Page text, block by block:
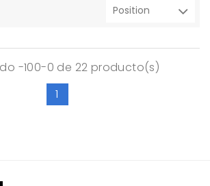
-100-0 de 22 producto(s)
1